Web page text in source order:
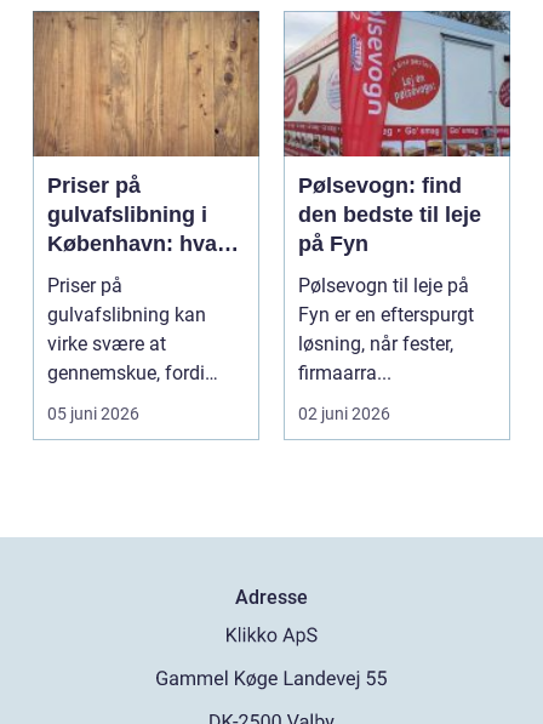
Priser på
gulvafslibning i
København: hvad
koster det
egentlig?
Priser på
gulvafslibning kan
virke svære at
gennemskue, fordi
mange faktorer spiller
05 juni 2026
Pølsevogn: find
den bedste til leje
på Fyn
Pølsevogn til leje på
Fyn er en efterspurgt
løsning, når fester,
firmaarra...
02 juni 2026
Adresse